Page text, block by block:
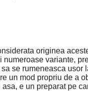
originea
variante,
se rumeneasca usor
un mod propriu de a
e un preparat pe